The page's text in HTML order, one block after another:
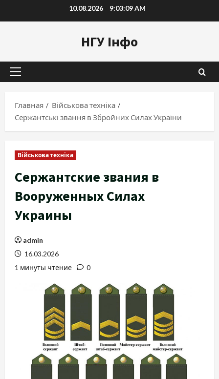
к
10.08.2026 9:03:10 AM
НГУ Інфо
Основное
Главная
Військова техніка
Сержантські звання в Збройних Силах України
Військова техніка
Сержантские звания в
Вооруженных Силах
Украины
admin
16.03.2026
1 минуты чтение
0